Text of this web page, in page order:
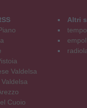
Valdelsa
Cuoio
Altri